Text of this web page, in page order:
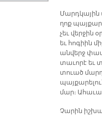
Մարդ­կա­յին
ղոք պայ­քար
չեւ վեր­ջին
եւ հո­գիին
ան­վերջ
տա­ւո­րէ եւ
տուած
մար։
Չա­րին